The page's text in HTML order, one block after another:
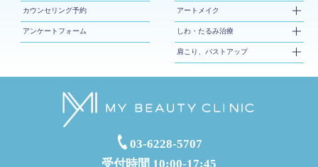
カウンセリング予約
アンケートフォーム
アートメイク
しわ・たるみ治療
肩こり、バストアップ
03-6228-5707
受付時間 10:00-17:45